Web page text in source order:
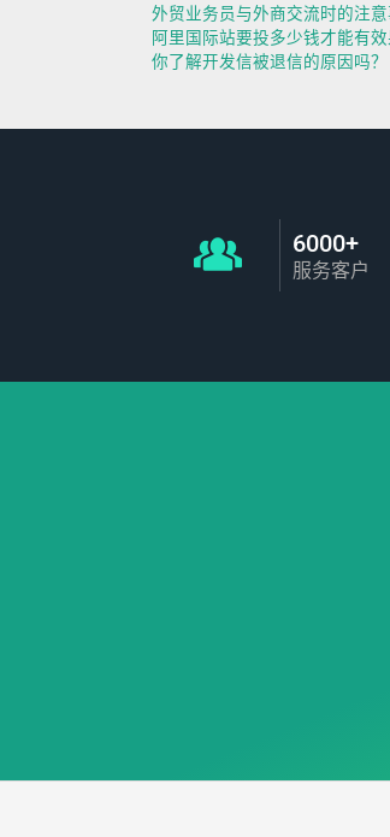
外贸业务员与外商交流时的注
阿里国际站要投多少钱才能有效
你了解开发信被退信的原因吗？
6000+
服务客户